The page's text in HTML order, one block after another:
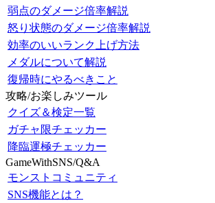
弱点のダメージ倍率解説
怒り状態のダメージ倍率解説
効率のいいランク上げ方法
メダルについて解説
復帰時にやるべきこと
攻略/お楽しみツール
クイズ＆検定一覧
ガチャ限チェッカー
降臨運極チェッカー
GameWithSNS/Q&A
モンストコミュニティ
SNS機能とは？